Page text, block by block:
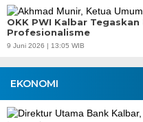
OKK PWI Kalbar
Profesionalisme
9 Juni 2026 | 13:05 WIB
EKONOMI